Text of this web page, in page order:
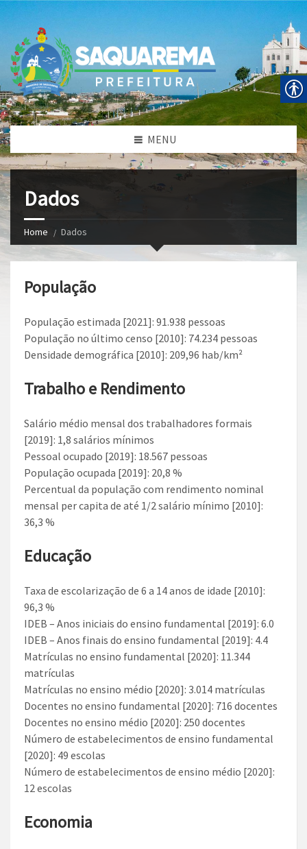
MENU
Dados
Home Dados
População
População estimada [2021]: 91.938 pessoas
População no último censo [2010]: 74.234 pessoas
Densidade demográfica [2010]: 209,96 hab/km²
Trabalho e Rendimento
Salário médio mensal dos trabalhadores formais
[2019]: 1,8 salários mínimos
Pessoal ocupado [2019]: 18.567 pessoas
População ocupada [2019]: 20,8 %
Percentual da população com rendimento nominal
mensal per capita de até 1/2 salário mínimo [2010]:
36,3 %
Educação
Taxa de escolarização de 6 a 14 anos de idade [2010]:
96,3 %
IDEB – Anos iniciais do ensino fundamental [2019]: 6.0
IDEB – Anos finais do ensino fundamental [2019]: 4.4
Matrículas no ensino fundamental [2020]: 11.344
matrículas
Matrículas no ensino médio [2020]: 3.014 matrículas
Docentes no ensino fundamental [2020]: 716 docentes
Docentes no ensino médio [2020]: 250 docentes
Número de estabelecimentos de ensino fundamental
[2020]: 49 escolas
Número de estabelecimentos de ensino médio [2020]:
12 escolas
Economia